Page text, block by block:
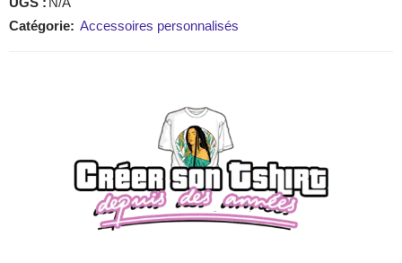
Catégorie: Accessoires personnalisés